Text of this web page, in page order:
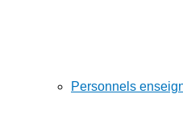
Personnels